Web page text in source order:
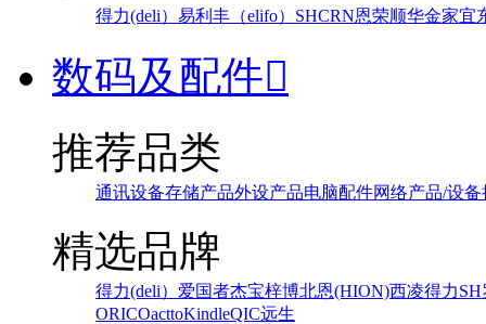
得力(deli） 易利丰（elifo） SHCRN恩荣顺华金家宜
数码及配件
推荐品类
通讯设备存储产品外设产品电脑配件网络产品/设备
精选品牌
得力(deli） 爱国者杰宝梓博北恩(HION)西凌得力SH
ORICOacttoKindleQIC远生